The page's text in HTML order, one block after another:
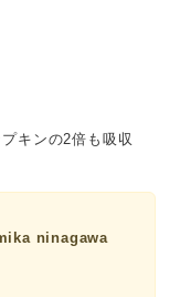
キンの2倍も吸収
ninagawa